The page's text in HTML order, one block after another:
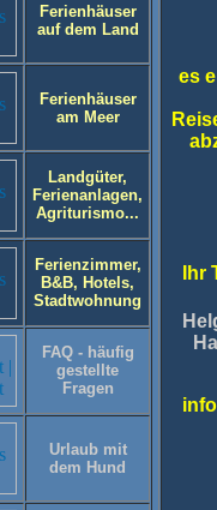
Ferienhäuser
auf dem Land
Ferienhäuser
am Meer
Landgüter,
Ferienanlagen,
Agriturismo...
Ferienzimmer,
B&B, Hotels,
Stadtwohnung
FAQ - häufig
gestellte
Fragen
Urlaub mit
dem Hund
es
Ihr